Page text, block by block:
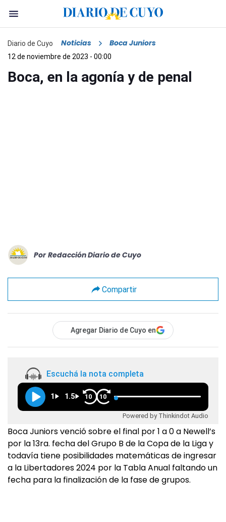
Diario de Cuyo Noticias Boca Juniors
12 de noviembre de 2023 - 00:00
Boca, en la agonía y de penal
Por Redacción Diario de Cuyo
Compartir
Agregar Diario de Cuyo en
Escuchá la nota completa
1 1.5 10 10
Powered by Thinkindot Audio
Boca Juniors venció sobre el final por 1 a 0 a Newell’s
por la 13ra. fecha del Grupo B de la Copa de la Liga y
todavía tiene posibilidades matemáticas de ingresar
a la Libertadores 2024 por la Tabla Anual faltando un
fecha para la finalización de la fase de grupos.